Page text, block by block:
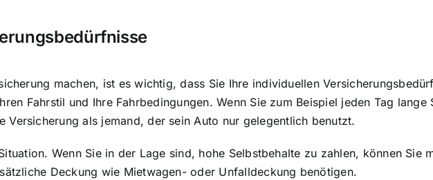
machen, ist es wichtig, dass Sie Ihre individuellen
Fahrstil und Ihre Fahrbedingungen. Wenn Sie zum Beispiel jeden Tag lange
Versicherung als jemand, der sein Auto nur gelegentlich benutzt.
Wenn Sie in der Lage sind, hohe Selbstbehalte zu zahlen, können Sie
Deckung wie Mietwagen- oder Unfalldeckung benötigen.